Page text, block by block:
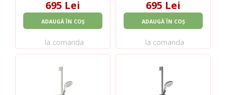
695 Lei
ADAUGĂ ÎN COȘ
la comanda
695 Lei
ADAUGĂ ÎN COȘ
la comanda